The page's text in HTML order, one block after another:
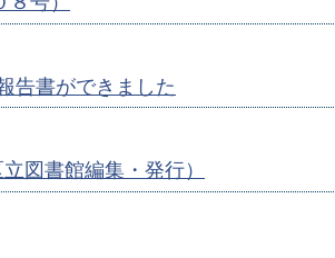
告書ができました
図書館編集・発行）